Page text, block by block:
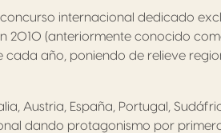
internacional dedicado
2010 (anteriormente conocido
cada año, poniendo de relieve
Austria, España, Portugal,
dando protagonismo por